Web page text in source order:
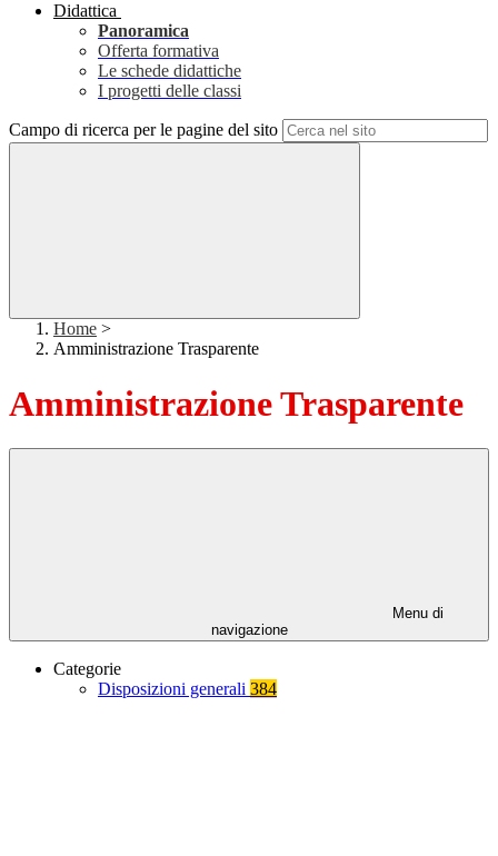
Didattica
Panoramica
Offerta formativa
Le schede didattiche
I progetti delle classi
Campo di ricerca per le pagine del sito
Home >
Amministrazione Trasparente
Amministrazione Trasparente
Menu di
navigazione
Categorie
Disposizioni generali 384